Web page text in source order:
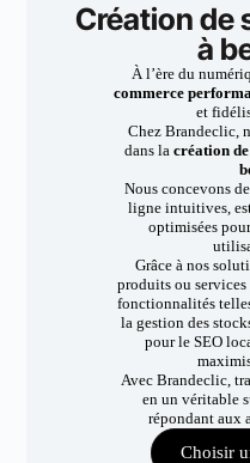
Création de
à
À l’ère du
commerce
et
Chez Brandeclic,
dans la création
Nous concevons
ligne intuitives,
optimisées
Grâce à nos
produits ou services
fonctionnalités
la gestion des
pour le SEO
Avec Brandeclic,
en un véritable
répondant aux
Choisir